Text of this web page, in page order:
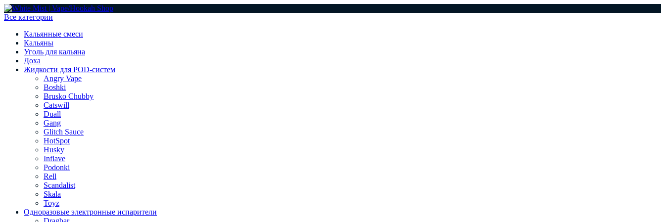
Все категории
Кальянные смеси
Кальяны
Уголь для кальяна
Доха
Жидкости для POD-систем
Angry Vape
Boshki
Brusko Chubby
Catswill
Duall
Gang
Glitch Sauce
HotSpot
Husky
Inflave
Podonki
Rell
Scandalist
Skala
Toyz
Одноразовые электронные испарители